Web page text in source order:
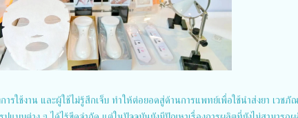
ารใช้งาน และผู้ใช้ไม่รู้สึกเจ็บ ทำให้ต่อยอดสู่ด้านการแพทย์เพื่อใช้นำส่งยา เวช